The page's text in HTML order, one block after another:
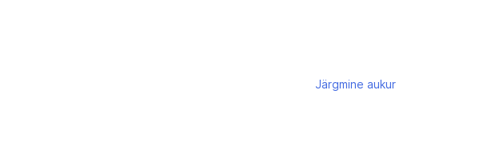
Järgmine aukur